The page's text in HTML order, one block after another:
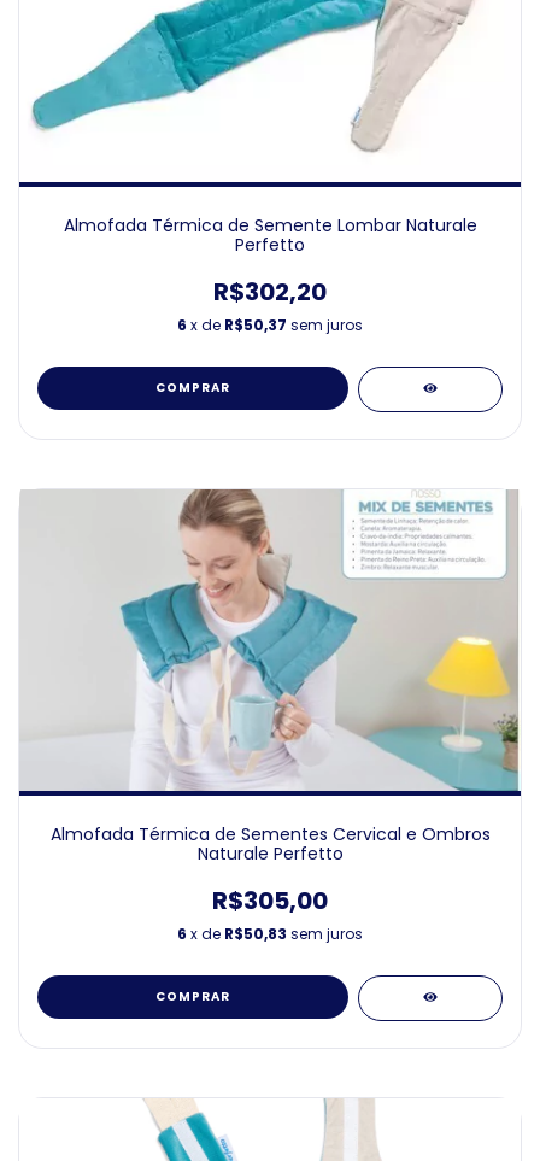
Almofada Térmica de Semente Lombar Naturale
Perfetto
R$302,20
6 x de R$50,37 sem juros
COMPRAR
Almofada Térmica de Sementes Cervical e Ombros
Naturale Perfetto
R$305,00
6 x de R$50,83 sem juros
COMPRAR